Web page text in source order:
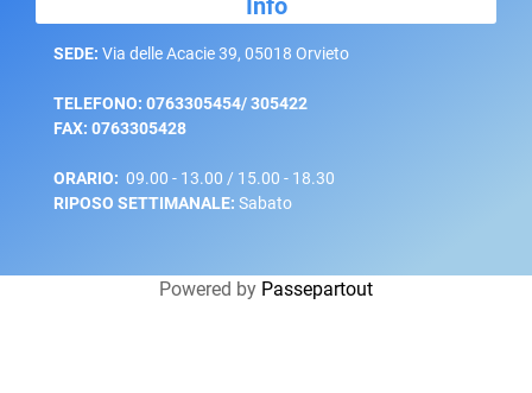
Info
SEDE: Via delle Acacie 39, 05018 Orvieto
TELEFONO: 0763305454/ 305422
FAX: 0763305428
ORARIO: 09.00 - 13.00 / 15.00 - 18.30
RIPOSO SETTIMANALE: Sabato
Powered by Passepartout